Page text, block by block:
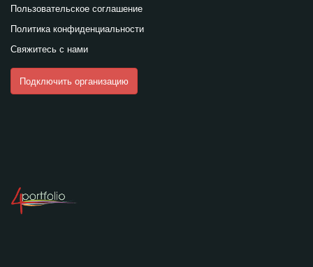
Пользовательское соглашение
Политика конфиденциальности
Свяжитесь с нами
Подключить организацию